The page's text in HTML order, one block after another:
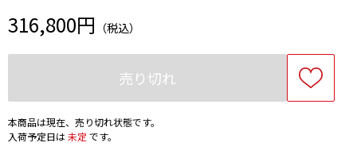
316,800円 （税込）
売り切れ
本商品は現在、売り切れ状態です。
入荷予定日は未定 です。